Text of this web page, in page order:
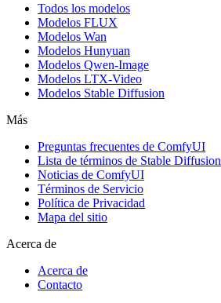
Todos los modelos
Modelos FLUX
Modelos Wan
Modelos Hunyuan
Modelos Qwen-Image
Modelos LTX-Video
Modelos Stable Diffusion
Más
Preguntas frecuentes de ComfyUI
Lista de términos de Stable Diffusion
Noticias de ComfyUI
Términos de Servicio
Política de Privacidad
Mapa del sitio
Acerca de
Acerca de
Contacto